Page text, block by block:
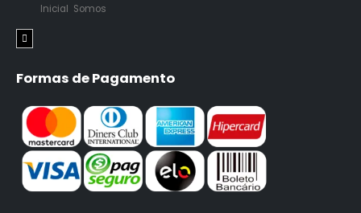
Inicial Somos
Menu de alternância de hambúrguer
Formas de Pagamento